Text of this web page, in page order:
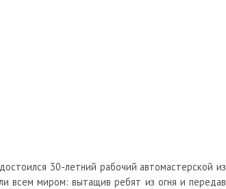
30-летний рабочий автомастерской из
всем миром: вытащив ребят из огня и передав